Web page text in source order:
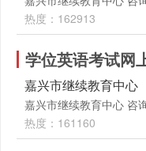
热度：162913
学位英语考试网
嘉兴市继续教育中心
嘉兴市继续教育中心 咨
热度：161160